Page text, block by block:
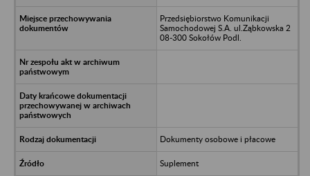
Przedsiębiorstwo Komunikacji
Samochodowej S.A. ul.Ząbkowska 2
08-300 Sokołów Podl.
Dokumenty osobowe i płacowe
Suplement